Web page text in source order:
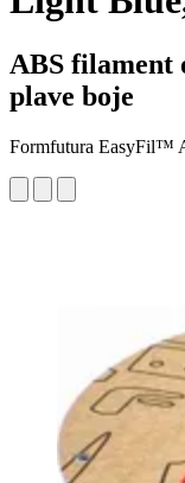
ABS filament
plave boje
Formfutura EasyFil™